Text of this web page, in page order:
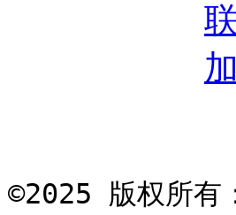
版权所有